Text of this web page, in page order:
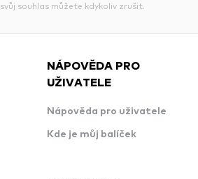
, svůj souhlas můžete kdykoliv zrušit.
NÁPOVĚDA PRO
UŽIVATELE
Nápověda pro uživatele
Kde je můj balíček